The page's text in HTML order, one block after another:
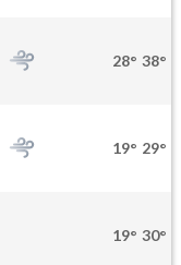
28° 38°
19° 29°
19° 30°